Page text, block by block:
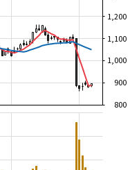
800
900
1,000
1,100
1,200